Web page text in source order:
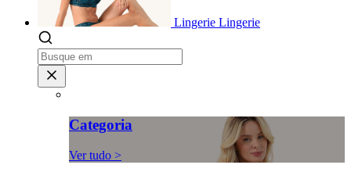
Lingerie Lingerie
Categoria
Ver tudo >